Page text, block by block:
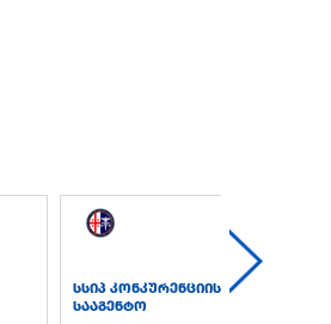
სსიპ კონკურენციის
სააგენტო